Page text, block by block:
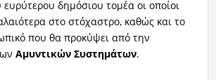
δημόσιου τομέα οι οποίοι
στο στόχαστρο, καθώς και το
που θα προκύψει από την
Αμυντικών Συστημάτων.